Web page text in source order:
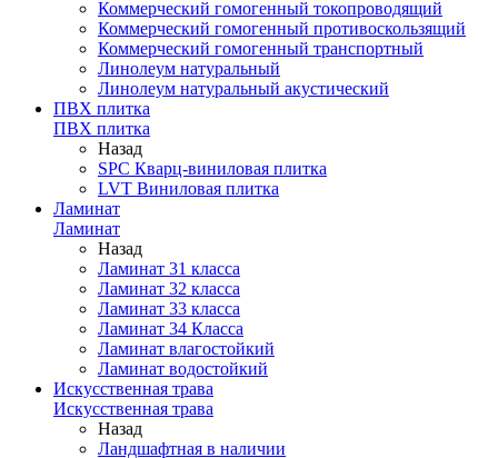
Коммерческий гомогенный токопроводящий
Коммерческий гомогенный противоскользящий
Коммерческий гомогенный транспортный
Линолеум натуральный
Линолеум натуральный акустический
ПВХ плитка
ПВХ плитка
Назад
SPC Кварц-виниловая плитка
LVT Виниловая плитка
Ламинат
Ламинат
Назад
Ламинат 31 класса
Ламинат 32 класса
Ламинат 33 класса
Ламинат 34 Класса
Ламинат влагостойкий
Ламинат водостойкий
Искусственная трава
Искусственная трава
Назад
Ландшафтная в наличии